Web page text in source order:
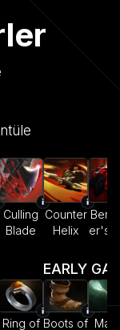
Culling
Blade
Counter
Helix
er's
Ring of
EARLY
Boots of